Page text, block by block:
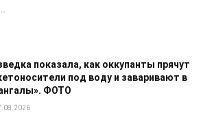
показала, как оккупанты прячут
под воду и заваривают в
ФОТО